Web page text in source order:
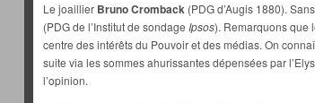
Le joaillier Bruno Cromback (PDG d’Augis 1880).
(PDG de l’Institut de sondage Ipsos). Remarquons que
centre des intérêts du Pouvoir et des médias. On
suite via les sommes ahurissantes dépensées par
l’opinion.